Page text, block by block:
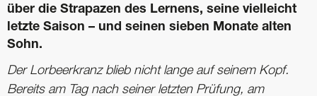
über die Strapazen des Lernens, seine vielleicht
letzte Saison – und seinen sieben Monate alten
Sohn.
Der Lorbeerkranz blieb nicht lange auf seinem Kopf.
Bereits am Tag nach seiner letzten Prüfung, am